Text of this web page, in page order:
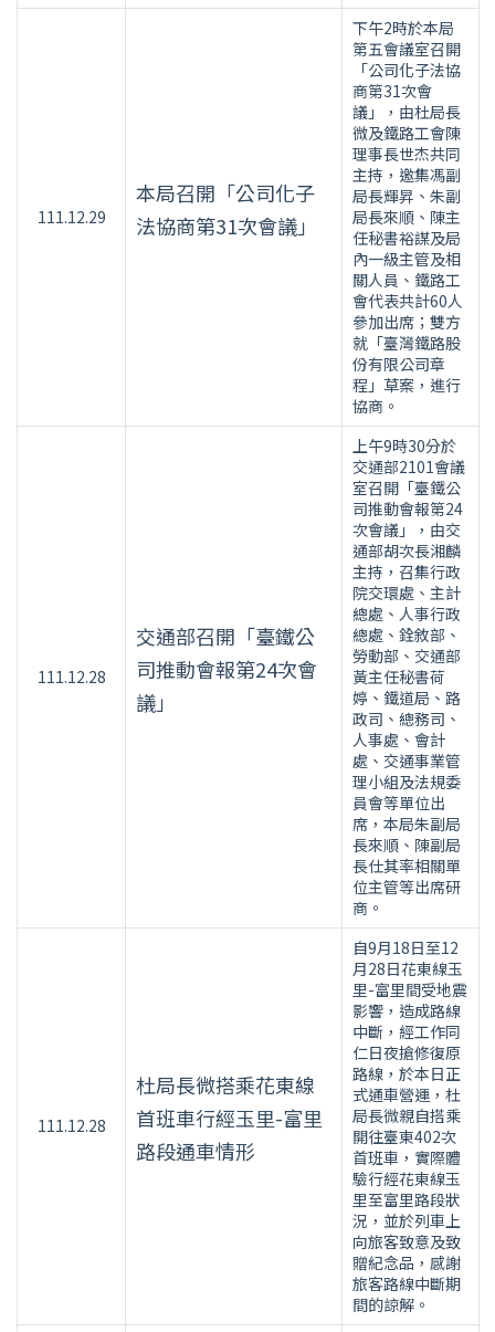
111.12.29
本局召開「公司化子
法協商第31次會議」
下午2時於本局
第五會議室召開
「公司化子法協
商第31次會
議」，由杜局長
微及鐵路工會陳
理事長世杰共同
主持，邀集馮副
局長輝昇、朱副
局長來順、陳主
任秘書裕謀及局
內一級主管及相
關人員、鐵路工
會代表共計60人
參加出席；雙方
就「臺灣鐵路股
份有限公司章
程」草案，進行
協商。
111.12.28
交通部召開「臺鐵公
司推動會報第24次會
議」
上午9時30分於
交通部2101會議
室召開「臺鐵公
司推動會報第24
次會議」，由交
通部胡次長湘麟
主持，召集行政
院交環處、主計
總處、人事行政
總處、銓敘部、
勞動部、交通部
黃主任秘書荷
婷、鐵道局、路
政司、總務司、
人事處、會計
處、交通事業管
理小組及法規委
員會等單位出
席，本局朱副局
長來順、陳副局
長仕其率相關單
位主管等出席研
商。
111.12.28
杜局長微搭乘花東線
首班車行經玉里-富里
路段通車情形
自9月18日至12
月28日花東線玉
里-富里間受地震
影響，造成路線
中斷，經工作同
仁日夜搶修復原
路線，於本日正
式通車營運，杜
局長微親自搭乘
開往臺東402次
首班車，實際體
驗行經花東線玉
里至富里路段狀
況，並於列車上
向旅客致意及致
贈紀念品，感謝
旅客路線中斷期
間的諒解。